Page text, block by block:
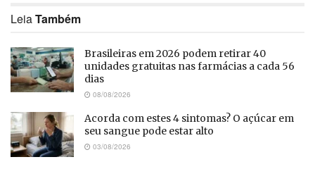
LeiaTambém
Brasileiras em 2026 podem retirar 40
unidades gratuitas nas farmácias a cada 56
dias
08/08/2026
Acorda com estes 4 sintomas? O açúcar em
seu sangue pode estar alto
03/08/2026